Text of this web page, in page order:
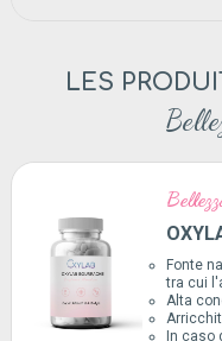
LES
Fonte
tra cui
Alta
In